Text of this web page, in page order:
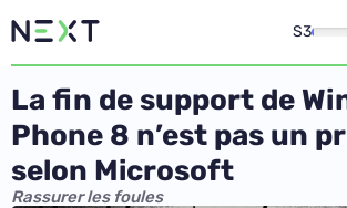
S3
La fin de support de
Phone 8 n’est pas un
selon Microsoft
Rassurer les foules